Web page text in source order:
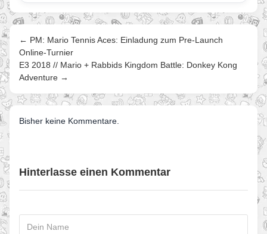
Zugang zu einem…
← PM: Mario Tennis Aces: Einladung zum Pre-Launch
Online-Turnier
E3 2018 // Mario + Rabbids Kingdom Battle: Donkey Kong
Adventure →
Bisher keine Kommentare.
Hinterlasse einen Kommentar